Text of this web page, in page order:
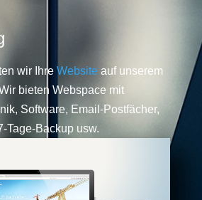
wir Ihre Website auf unserem
bieten Webspace mit
Software, Email-Postfächer,
Tage-Backup usw.